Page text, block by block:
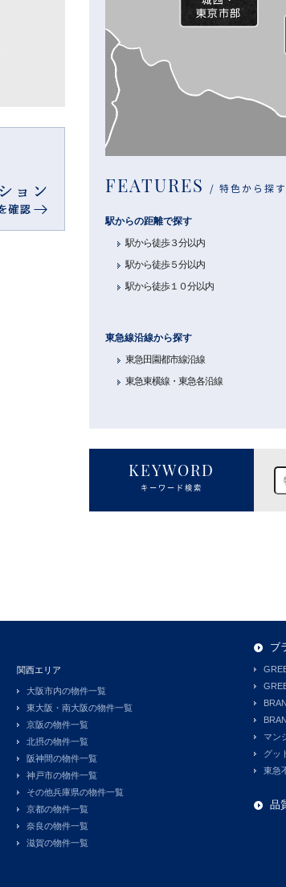
FEATURES 特色から探す
駅からの距離で探す
駅から徒歩３分以内
駅から徒歩５分以内
駅から徒歩１０分以内
東急線沿線から探す
東急田園都市線沿線
東急東横線・東急各沿線
KEYWORD
キーワード検索
関西エリア
大阪市内の物件一覧
東大阪・南大阪の物件一覧
京阪の物件一覧
北摂の物件一覧
阪神間の物件一覧
神戸市の物件一覧
その他兵庫県の物件一覧
京都の物件一覧
奈良の物件一覧
滋賀の物件一覧
ブ
マン
グッ
東急
品